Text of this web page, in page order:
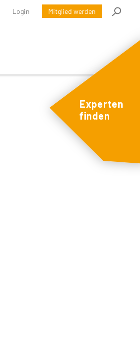
Login Mitglied werden
Experten
finden